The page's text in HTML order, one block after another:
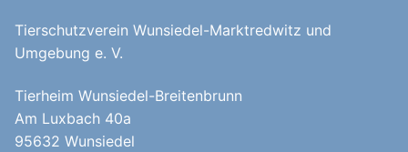
Tierschutzverein Wunsiedel-Marktredwitz und
Umgebung e. V.
Tierheim Wunsiedel-Breitenbrunn
Am Luxbach 40a
95632 Wunsiedel